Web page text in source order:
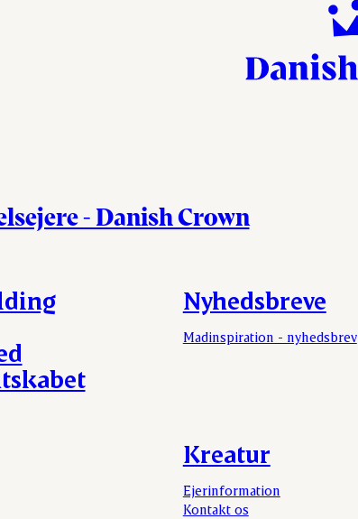
- Danish Crown
Nyhedsbreve
Madinspiration - nyhedsbrev
Kreatur
Ejerinformation
Kontakt os